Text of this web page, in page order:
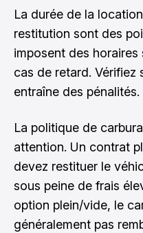
La durée de la
restitution sont des
imposent des
cas de retard. Vérifiez
entraîne des pénalités.
La politique de
attention. Un contrat
devez restituer le
sous peine de frais
option plein/vide, le
généralement pas